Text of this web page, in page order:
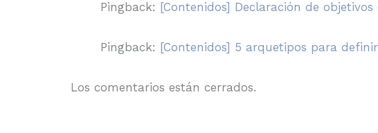
Pingback: [Contenidos] Declaración de
Pingback: [Contenidos] 5 arquetipos para
Los comentarios están cerrados.